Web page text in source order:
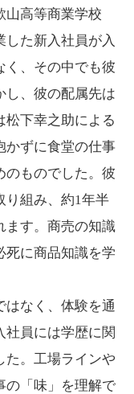
山高等商業学校
した新入社員が入
く、その中でも彼
し、彼の配属先は
松下幸之助による
かずに食堂の仕事
のものでした。彼
り組み、約1年半
ます。商売の知識
死に商品知識を学
はなく、体験を通
社員には学歴に関
た。工場ラインや
の「味」を理解で